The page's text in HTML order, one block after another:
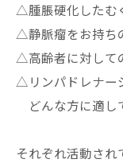
△腫脹硬化したむ
△静脈瘤をお持ち
△高齢者に対して
△リンパドレナー
どんな方に適し
それぞれ活動され